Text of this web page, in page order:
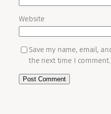
Website
Save my name, email,
the next time I comment.